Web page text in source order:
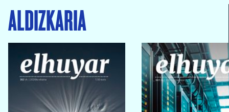
ALDIZKARIA